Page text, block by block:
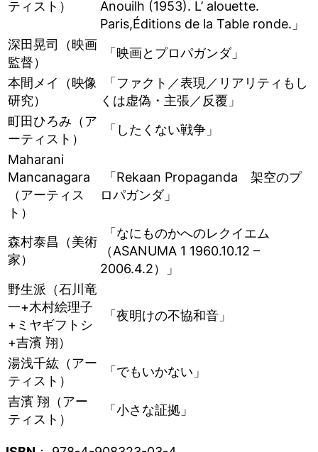
ティスト）
Anouilh (1953). L’ alouette.
Paris,Éditions de la Table ronde.」
深田晃司（映画
監督）
「映画とプロパガンダ」
本間メイ（映像
研究）
「ファクト／表現／リアリティもし
くは虚偽・主張／反覆」
町田ひろみ（ア
ーティスト）
「したくない戦争」
Maharani
Mancanagara
（アーティス
ト）
「Rekaan Propaganda 架空のプ
ロパガンダ」
森村泰昌（美術
家）
「なにものかへのレクイエム
（ASANUMA 1 1960.10.12 –
2006.4.2）」
野生派（石川竜
一+木村絵理子
+ミヤギフトシ
+吉濱 翔）
「夜明けの不協和音」
湯浅千紘（アー
ティスト）
「でもいかない」
吉濱 翔（アー
ティスト）
「小さな証拠」